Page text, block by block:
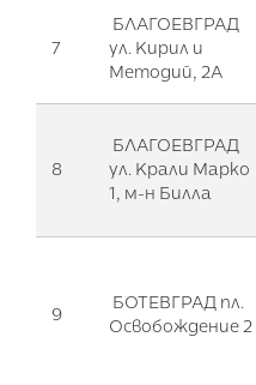
7
БЛАГОЕВГРАД
ул. Кирил и
Методий, 2А
8
БЛАГОЕВГРАД
ул. Крали Марко
1, м-н Билла
9
БОТЕВГРАД пл.
Освобождение 2